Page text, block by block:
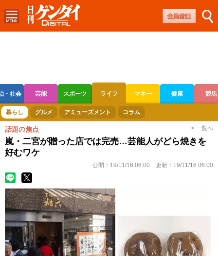
・社会 芸能 スポーツ ライフ マネー 健康 競馬
ボートレース 競輪 オートレース
暮らし グルメ アミューズメント コラム
話題の焦点 > 一覧へ
嵐・二宮が贈った店では完売…芸能人がどら焼きを
好むワケ
公開： 19/11/16 06:00 更新： 19/11/16 06:00